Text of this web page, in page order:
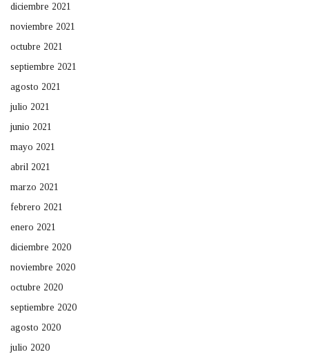
diciembre 2021
noviembre 2021
octubre 2021
septiembre 2021
agosto 2021
julio 2021
junio 2021
mayo 2021
abril 2021
marzo 2021
febrero 2021
enero 2021
diciembre 2020
noviembre 2020
octubre 2020
septiembre 2020
agosto 2020
julio 2020